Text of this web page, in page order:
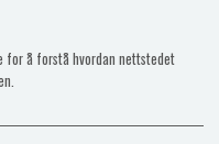
for å forstå hvordan nettstedet